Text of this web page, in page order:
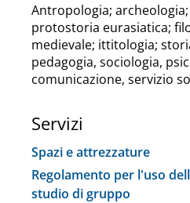
Antropologia;
protostoria eurasiatica;
medievale; ittitologia;
pedagogia, sociologia,
comunicazione, servizio
Servizi
Spazi e attrezzature
Regolamento per l'uso
studio di gruppo